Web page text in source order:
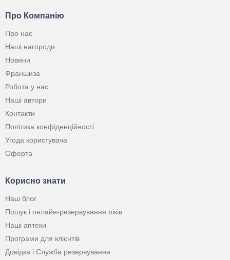
Про Компанію
Про нас
Наші нагороди
Новини
Франшиза
Робота у нас
Наші автори
Контакти
Політика конфіденційності
Угода користувача
Оферта
Корисно знати
Наш блог
Пошук і онлайн-резервування ліків
Наші аптеки
Програми для клієнтів
Довідка і Служба резервування